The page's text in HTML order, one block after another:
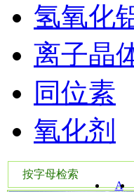
氢氧化
离子晶
同位素
氧化剂
按字母检索
A